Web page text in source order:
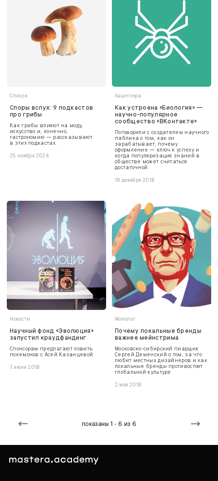
Список
Споры вслух: 9 подкастов
про грибы
Как грибы влияют на моду,
искусство и, конечно,
гастрономию — рассказывают
в этих подкастах.
25 ноября 2024
Авантюра
Как устроена «Биология» —
научно-популярное
сообщество «ВКонтакте»
Поговорили с создателем научного
паблика о том, как он
зарабатывает, почему
оформление — ключ к успеху и
когда популяризация знаний в
обществе может считаться
достаточной.
19 декабря 2018
Новости
Научный фонд «Эволюция»
запустил краудфандинг
Спонсорам предлагают ловить
покемонов с Асей Казанцевой
7 июня 2018
Монолог
Почему локальные бренды
важнее мейнстрима
Московско-сибирский пиарщик
Сергей Деменский о том, за что
любит местных дизайнеров и как
локальные бренды противостоят
глобальной культуре
2 мая 2018
показаны 1 - 6 из 6